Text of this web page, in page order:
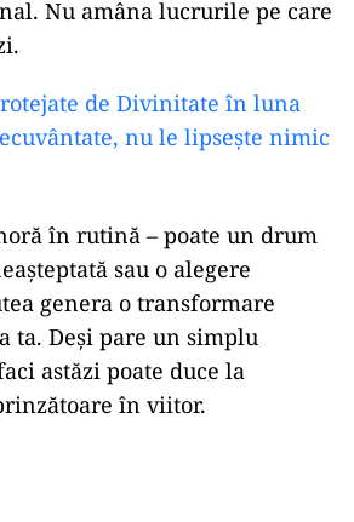
Nu amâna lucrurile pe care
de Divinitate în luna
nu le lipsește nimic
în rutină – poate un drum
sau o alegere
genera o transformare
ta. Deși pare un simplu
astăzi poate duce la
în viitor.